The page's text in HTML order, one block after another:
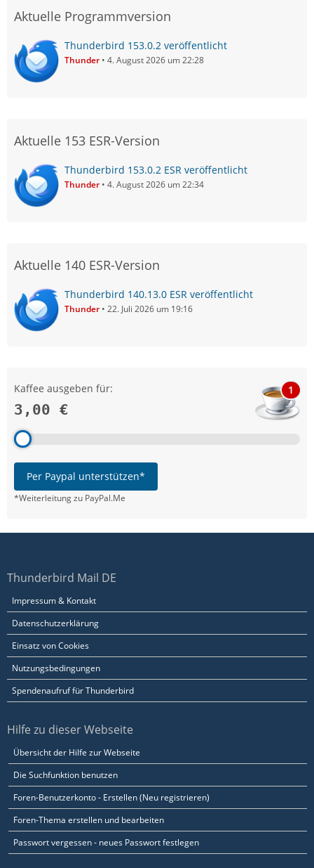
Aktuelle Programmversion
Thunderbird 153.0.2 veröffentlicht
Thunder 4. August 2026 um 22:28
Aktuelle 153 ESR-Version
Thunderbird 153.0.2 ESR veröffentlicht
Thunder 4. August 2026 um 22:34
Aktuelle 140 ESR-Version
Thunderbird 140.13.0 ESR veröffentlicht
Thunder 22. Juli 2026 um 19:16
Kaffee ausgeben für:
3,00 €
1
Per Paypal unterstützen*
*Weiterleitung zu PayPal.Me
Thunderbird Mail DE
Impressum & Kontakt
Datenschutzerklärung
Einsatz von Cookies
Nutzungsbedingungen
Spendenaufruf für Thunderbird
Hilfe zu dieser Webseite
Übersicht der Hilfe zur Webseite
Die Suchfunktion benutzen
Foren-Benutzerkonto - Erstellen (Neu registrieren)
Foren-Thema erstellen und bearbeiten
Passwort vergessen - neues Passwort festlegen